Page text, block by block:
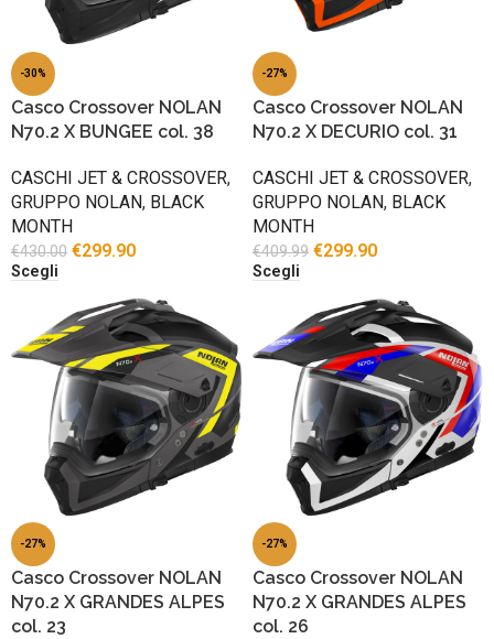
-30%
Casco Crossover NOLAN
N70.2 X BUNGEE col. 38
CASCHI JET & CROSSOVER,
GRUPPO NOLAN, BLACK
MONTH
€430.00 €299.90
Scegli
-27%
Casco Crossover NOLAN
N70.2 X DECURIO col. 31
CASCHI JET & CROSSOVER,
GRUPPO NOLAN, BLACK
MONTH
€409.99 €299.90
Scegli
-27%
Casco Crossover NOLAN
N70.2 X GRANDES ALPES
col. 23
-27%
Casco Crossover NOLAN
N70.2 X GRANDES ALPES
col. 26